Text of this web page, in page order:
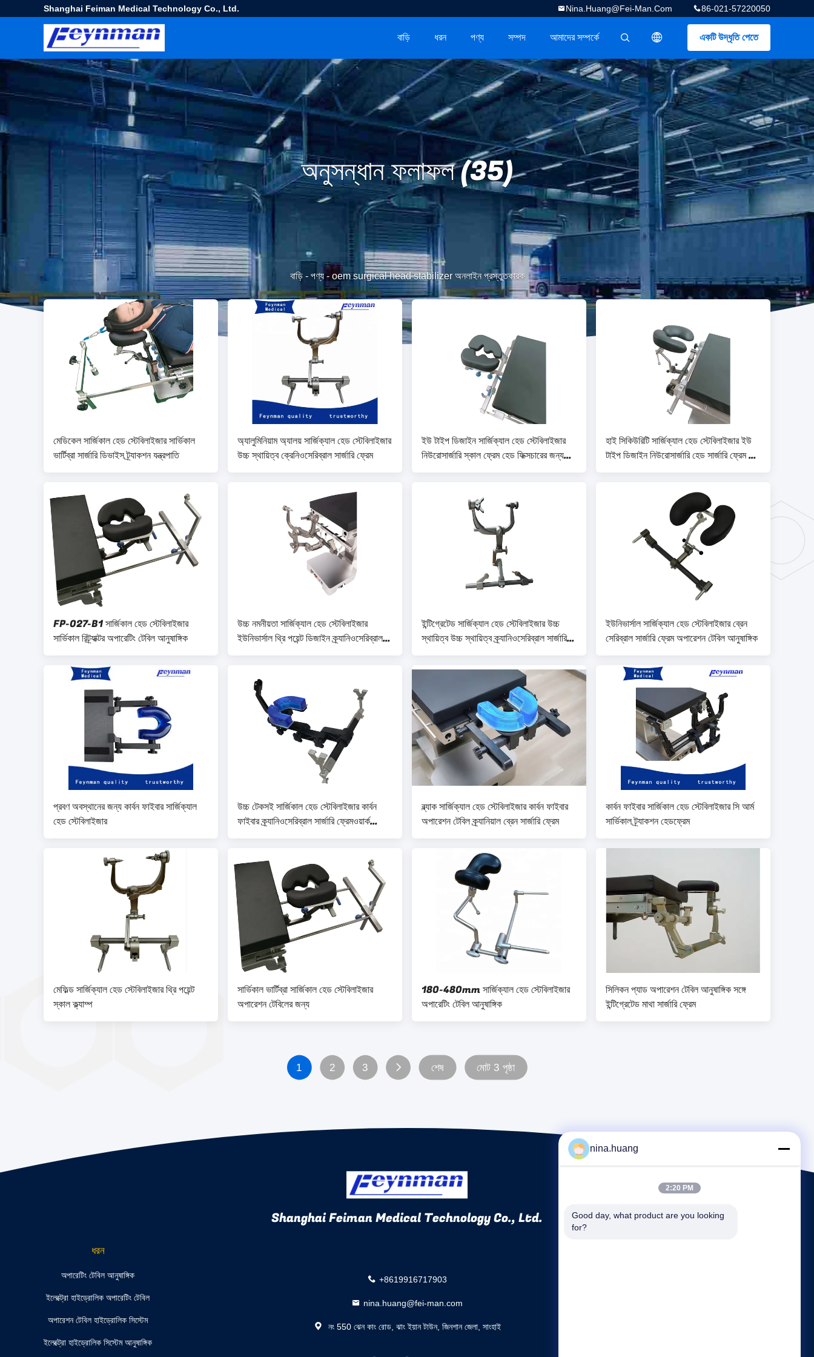
Shanghai Feiman Medical Technology Co., Ltd. 86-021-57220050
Nina.huang@fei-Man.com
একটি উদ্ধৃতি পেতে
描述
বাড়ি ধরন পণ্য সম্পদ আমাদের সম্পর্কে
অনুসন্ধান ফলাফল (35)
বাড়ি- পণ্য- oem surgical head stabilizer অনলাইন প্রস্তুতকারক
মেডিকেল সার্জিকাল হেড স্টেবিলাইজার সার্ভিকাল
ভার্টিব্রা সার্জারি ডিভাইস ট্র্যাকশন যন্ত্রপাতি
অ্যালুমিনিয়াম অ্যালয় সার্জিক্যাল হেড স্টেবিলাইজার
উচ্চ স্থায়িত্ব ক্রেনিওসেরিব্রাল সার্জারি ফ্রেম
ইউ টাইপ ডিজাইন সার্জিক্যাল হেড স্টেবিলাইজার
নিউরোসার্জারি স্কাল ফ্রেম হেড ফিক্সচারের জন্য
ইন্টিগ্রেটেড স্ট্রাকচার
হাই সিকিউরিটি সার্জিক্যাল হেড স্টেবিলাইজার ইউ
টাইপ ডিজাইন নিউরোসার্জারি হেড সার্জারি ফ্রেম উচ্চ
স্থিতিশীলতা সহ
FP-027-B1 সার্জিকাল হেড স্টেবিলাইজার
সার্ভিকাল রিট্র্যাক্টর অপারেটিং টেবিল আনুষাঙ্গিক
উচ্চ নমনীয়তা সার্জিক্যাল হেড স্টেবিলাইজার
ইউনিভার্সাল থ্রি পয়েন্ট ডিজাইন ক্র্যানিওসেরিব্রাল
সার্জারি ফ্রেম
ইন্টিগ্রেটেড সার্জিক্যাল হেড স্টেবিলাইজার উচ্চ
স্থায়িত্ব উচ্চ স্থায়িত্ব ক্র্যানিওসেরিব্রাল সার্জারি
ফ্রেম
ইউনিভার্সাল সার্জিক্যাল হেড স্টেবিলাইজার ব্রেন
সেরিব্রাল সার্জারি ফ্রেম অপারেশন টেবিল আনুষাঙ্গিক
প্রবণ অবস্থানের জন্য কার্বন ফাইবার সার্জিক্যাল
হেড স্টেবিলাইজার
উচ্চ টেকসই সার্জিকাল হেড স্টেবিলাইজার কার্বন
ফাইবার ক্র্যানিওসেরিব্রাল সার্জারি ফ্রেমওয়ার্ক
সার্ভিকাল ট্র্যাকশন ফ্রেম
ব্ল্যাক সার্জিক্যাল হেড স্টেবিলাইজার কার্বন ফাইবার
অপারেশন টেবিল ক্র্যানিয়াল ব্রেন সার্জারি ফ্রেম
কার্বন ফাইবার সার্জিকাল হেড স্টেবিলাইজার সি আর্ম
সার্ভিকাল ট্র্যাকশন হেডফ্রেম
মেফিল্ড সার্জিক্যাল হেড স্টেবিলাইজার থ্রি পয়েন্ট
স্কাল ক্ল্যাম্প
সার্ভিকাল ভার্টিব্রা সার্জিকাল হেড স্টেবিলাইজার
অপারেশন টেবিলের জন্য
180-480mm সার্জিক্যাল হেড স্টেবিলাইজার
অপারেটিং টেবিল আনুষাঙ্গিক
সিলিকন প্যাড অপারেশন টেবিল আনুষাঙ্গিক সঙ্গে
ইন্টিগ্রেটেড মাথা সার্জারি ফ্রেম
1 2 3 শেষ মোট 3 পৃষ্ঠা
Shanghai Feiman Medical Technology Co., Ltd.
ধরন
অপারেটিং টেবিল আনুষাঙ্গিক
ইলেক্ট্রো হাইড্রোলিক অপারেটিং টেবিল
অপারেশন টেবিল হাইড্রোলিক সিস্টেম
ইলেক্ট্রো হাইড্রোলিক সিস্টেম আনুষাঙ্গিক
+8619916717903
nina.huang@fei-man.com
নং 550 ঝেন কাং রোড, ঝাং ইয়ান টাউন, জিনশান জেলা, সাংহাই
nina.huang
2:20 PM
Good day, what product are you looking
for?